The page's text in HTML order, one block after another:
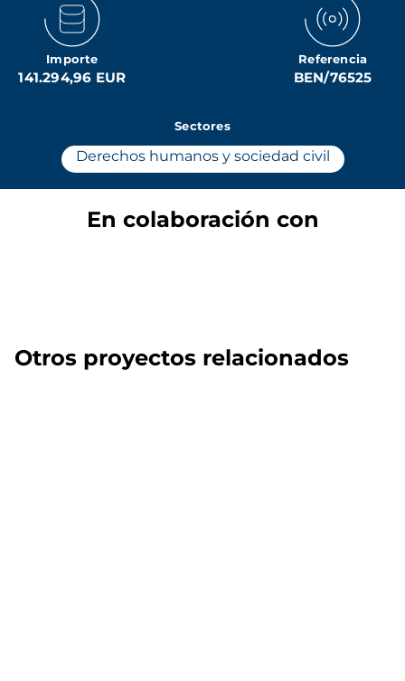
Importe
​​141.294,96 EUR
Referencia
BEN/76525
Sectores
Derechos humanos y sociedad civil
En colaboración con
Otros proyectos relacionados